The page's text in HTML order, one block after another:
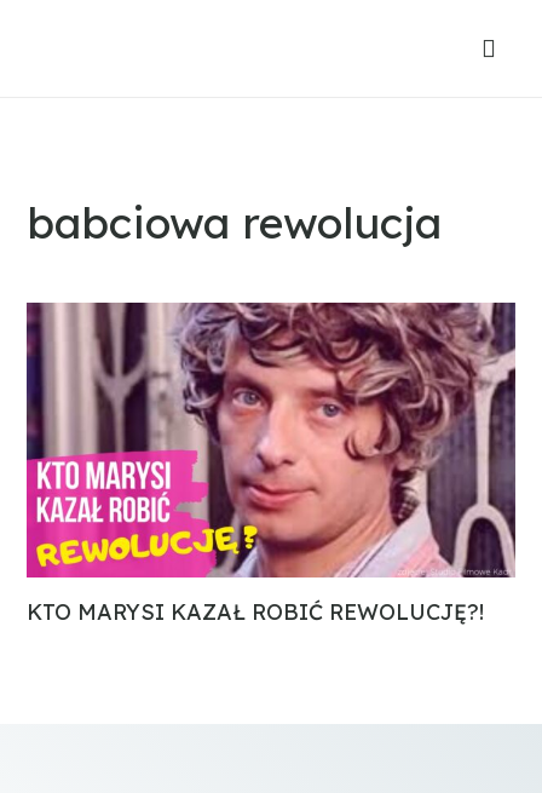
babciowa rewolucja
KTO MARYSI KAZAŁ ROBIĆ REWOLUCJĘ?!